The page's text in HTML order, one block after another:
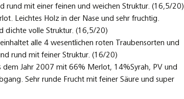
rund mit einer feinen und weichen Struktur. (16,5/20)
Leichtes Holz in der Nase und sehr fruchtig.
dichte volle Struktur. (16,5/20)
alle 4 wesentlichen roten Traubensorten und
rund mit feiner Struktur. (16/20)
dem Jahr 2007 mit 66% Merlot, 14%Syrah, PV und
Sehr runde Frucht mit feiner Säure und super